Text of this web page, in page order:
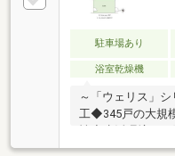
を映像で確認で
◆共用部分・パー
ズスペース等共
００％確保・コ
有・24時間ゴミ
駐車場あり
浴室乾燥機
～「ウェリス」
工◆345戸の大規
性◆生活環境・お
して選ばれる街